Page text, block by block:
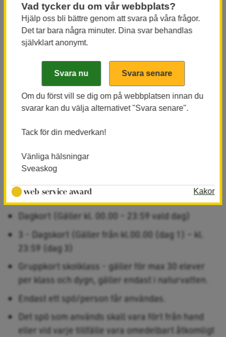
Fiskare måste kunna visa giltig legitimation,
annars förverkas fiskekort.
Ungdomar under 20 år fiskar gratis i naturvatten,
ungdomsfiskekort här
). Du behöver inte ladda
ner och skriva ut ett eget fiskekort om du är under
20 år och fiskar tillsammans med vuxen som löst
fiskekort.
Fiskekortet får inte överlåtas till annan fiskande.
tillsyningsmännens begäran.
Årskort Familj (Gäller hela året, kalenderår)
Dagkort (Gäller kl. 00.00 – 23:59 vald dag)
3 - Dagskort (Gäller från kl.00.00 (dag 1) – kl.
23:59 (dag 3)
Gruppkort skolklass - gäller för max 30 elever
per klass och dygn, gäller endast i naturvatten.
Endast ett spö/person får användas.
Det spö som används skall vara fört från hand
eller vid varje tillfälle vara omedelbart åtkomligt
Vad tycker du om vår webbplats?
Hjälp oss bli bättre genom att svara på våra frågor.
Det tar bara några minuter. Dina svar behandlas
självklart anonymt.
Om du först vill se dig om på webbplatsen innan du
svarar kan du välja alternativet "Svara senare".
Tack för din medverkan!
Vänliga hälsningar
Sveaskog
Kakor